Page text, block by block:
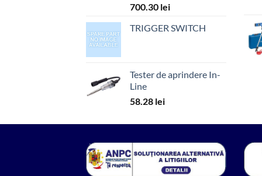
700.30 lei
TRIGGER SWITCH
Tester de aprindere In-
Line
58.28 lei